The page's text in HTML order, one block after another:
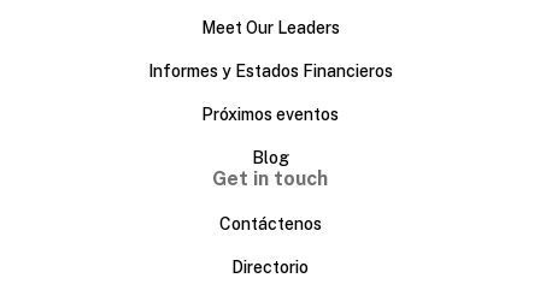
Meet Our Leaders
Informes y Estados Financieros
Próximos eventos
Blog
Get in touch
Contáctenos
Directorio